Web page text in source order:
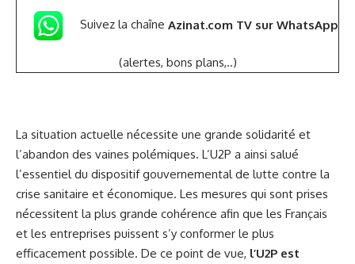
Suivez la chaîne Azinat.com TV sur WhatsApp
(alertes, bons plans,..)
La situation actuelle nécessite une grande solidarité et
l’abandon des vaines polémiques. L’U2P a ainsi salué
l’essentiel du dispositif gouvernemental de lutte contre la
crise sanitaire et économique. Les mesures qui sont prises
nécessitent la plus grande cohérence afin que les Français
et les entreprises puissent s’y conformer le plus
efficacement possible. De ce point de vue, l’U2P est